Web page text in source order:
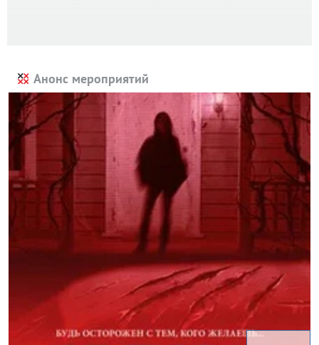
Анонс мероприятий